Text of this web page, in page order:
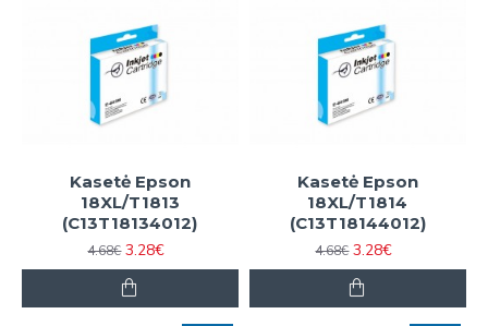
Kasetė Epson
18XL/T1813
(C13T18134012)
4.68€ 3.28€
Kasetė Epson
18XL/T1814
(C13T18144012)
4.68€ 3.28€